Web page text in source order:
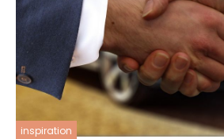
inspiration